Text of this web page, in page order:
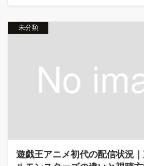
未分類
遊戯王アニメ初代の配信状況